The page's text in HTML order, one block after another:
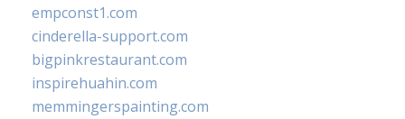
empconst1.com
cinderella-support.com
bigpinkrestaurant.com
inspirehuahin.com
memmingerspainting.com